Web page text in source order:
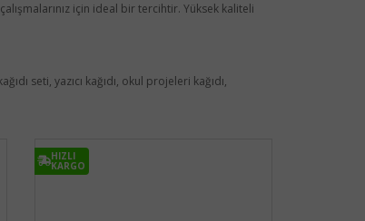
için ideal bir tercihtir. Yüksek kaliteli
seti, yazıcı kağıdı, okul projeleri kağıdı,
HIZLI
KARGO